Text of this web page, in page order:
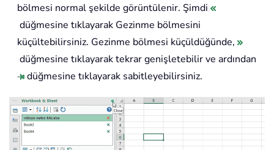
bölmesi normal şekilde görüntülenir. Şimdi
düğmesine tıklayarak Gezinme bölmesini
küçültebilirsiniz. Gezinme bölmesi küçüldüğünde,
düğmesine tıklayarak tekrar genişletebilir ve ardından
düğmesine tıklayarak sabitleyebilirsiniz.